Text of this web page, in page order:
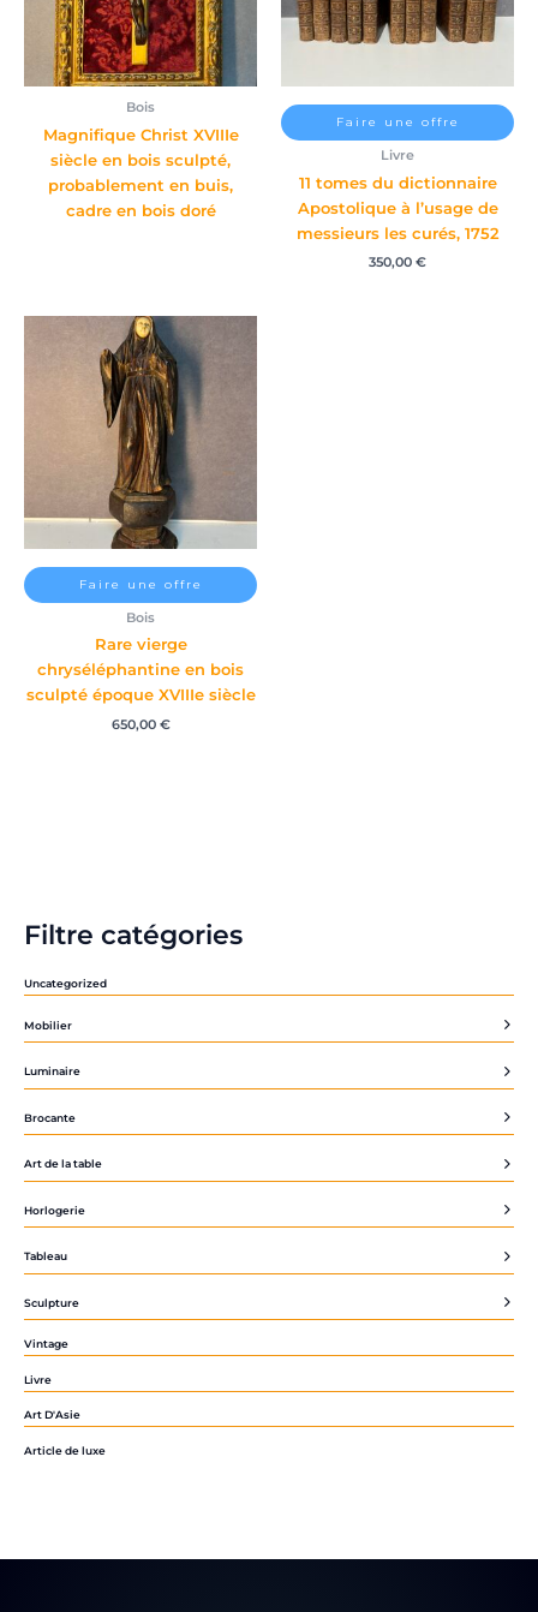
Filtre catégories
Uncategorized
Mobilier
Luminaire
Brocante
Art de la table
Horlogerie
Tableau
Sculpture
Vintage
Livre
Art D'Asie
Article de luxe
Bois
Magnifique Christ XVIIIe
siècle en bois sculpté,
probablement en buis,
cadre en bois doré
Faire une offre
Livre
11 tomes du dictionnaire
Apostolique à l’usage de
messieurs les curés, 1752
350,00 €
Faire une offre
Bois
Rare vierge
chryséléphantine en bois
sculpté époque XVIIIe siècle
650,00 €